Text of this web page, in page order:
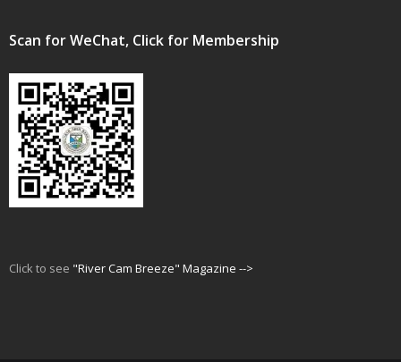
Scan for WeChat, Click for Membership
Click to see "River Cam Breeze" Magazine -->